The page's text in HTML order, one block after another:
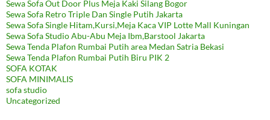
Sewa Sofa Out Door Plus Meja Kaki Silang Bogor
Sewa Sofa Retro Triple Dan Single Putih Jakarta
Sewa Sofa Single Hitam,Kursi,Meja Kaca VIP Lotte Mall Kuningan
Sewa Sofa Studio Abu-Abu Meja Ibm,Barstool Jakarta
Sewa Tenda Plafon Rumbai Putih area Medan Satria Bekasi
Sewa Tenda Plafon Rumbai Putih Biru PIK 2
SOFA KOTAK
SOFA MINIMALIS
sofa studio
Uncategorized